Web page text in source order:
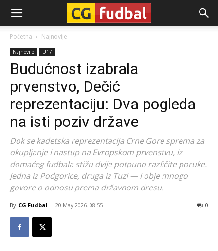
CG-
Fudbal
Početna Najnovije
Najnovije U17
Budućnost izabrala
prvenstvo, Dečić
reprezentaciju: Dva pogleda
na isti poziv države
Dok se kadetska reprezentacija Crne Gore sprema za
okupljanje i nastup na Evropskom prvenstvu, iz
domaćeg fudbala stižu dvije potpuno različite poruke.
Jedna iz Podgorice, druga iz Tuzi — i obje mnogo
govore o odnosu prema državnom dresu.
By CG Fudbal - 20 May 2026. 08:55 0